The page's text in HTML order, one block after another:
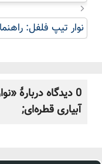
نوار تیپ فلفل:
0 دیدگاه دربارهٔ
آبیاری قطره‌ای;